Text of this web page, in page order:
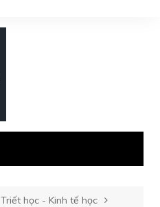
Triết học - Kinh tế học